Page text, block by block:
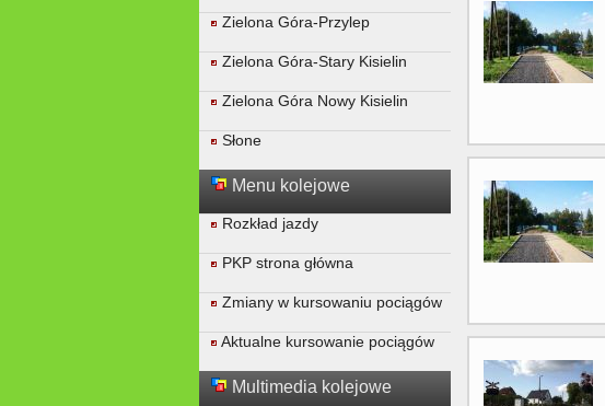
Zielona Góra-Przylep
Zielona Góra-Stary Kisielin
Zielona Góra Nowy Kisielin
Słone
Menu kolejowe
Rozkład jazdy
PKP strona główna
Zmiany w kursowaniu pociągów
Aktualne kursowanie pociągów
Multimedia kolejowe